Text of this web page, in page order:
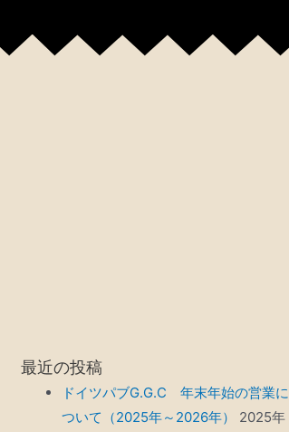
最近の投稿
ドイツパブG.G.C 年末年始の営業に
ついて（2025年～2026年）
2025年